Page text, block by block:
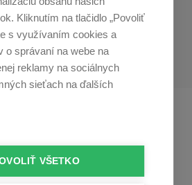
Kliknutím na tlačidlo „Povoliť
s využívaním cookies a
o správaní na webe na
reklamy na sociálnych
sieťach na ďalších
VŠETKO
predstavujeme